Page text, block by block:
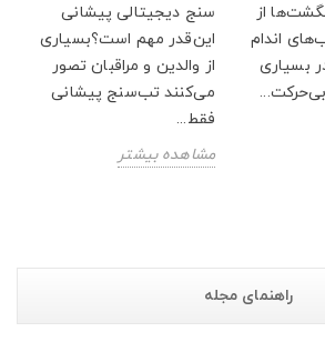
سنج دیجیتالی پیشانی
این‌قدر مهم است؟بسیاری
از والدین و مراقبان تصور
می‌کنند تب‌سنج پیشانی
فقط...
مشاهده بیشتر
از
اندام
بسیاری
بی‌حرکت...
راهنمای مجله